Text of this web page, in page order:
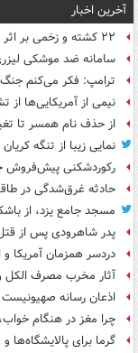
آخرین اخبار
۲۲ کشته و زخمی بر اثر تیراندازی در یک مدرسه در تایلند+ فیلم
سامانه ضد موشکی
ترامپ: فکر می‌کنم جنگ
نیمی از آمریکایی‌ها
از حذف نام همسر تا
نمایی زیبا از تنگه
رکوردشکنی پیش‌فروش
حادثه غرق‌شدگی در طاقانک ۲
مسجد جامع یزد، از
پدر شاهرودی پس از
دردسر همزمان آمریکا
آثار مخرب مصرف الکل
اذعان رسانه
چرا مغز در هنگام
گرما برای پالایشگاه‌ها